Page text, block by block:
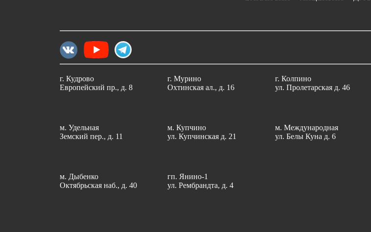
г. Кудрово
Европейский пр., д. 8
г. Мурино
Охтинская ал., д. 16
г. Колпино
ул. Пролетарская д. 46
м. Удельная
Земский пер., д. 11
м. Купчино
ул. Купчинская д. 21
м. Международная
ул. Белы Куна д. 6
м. Дыбенко
Октябрьская наб., д. 40
гп. Янино-1
ул. Рембрандта, д. 4